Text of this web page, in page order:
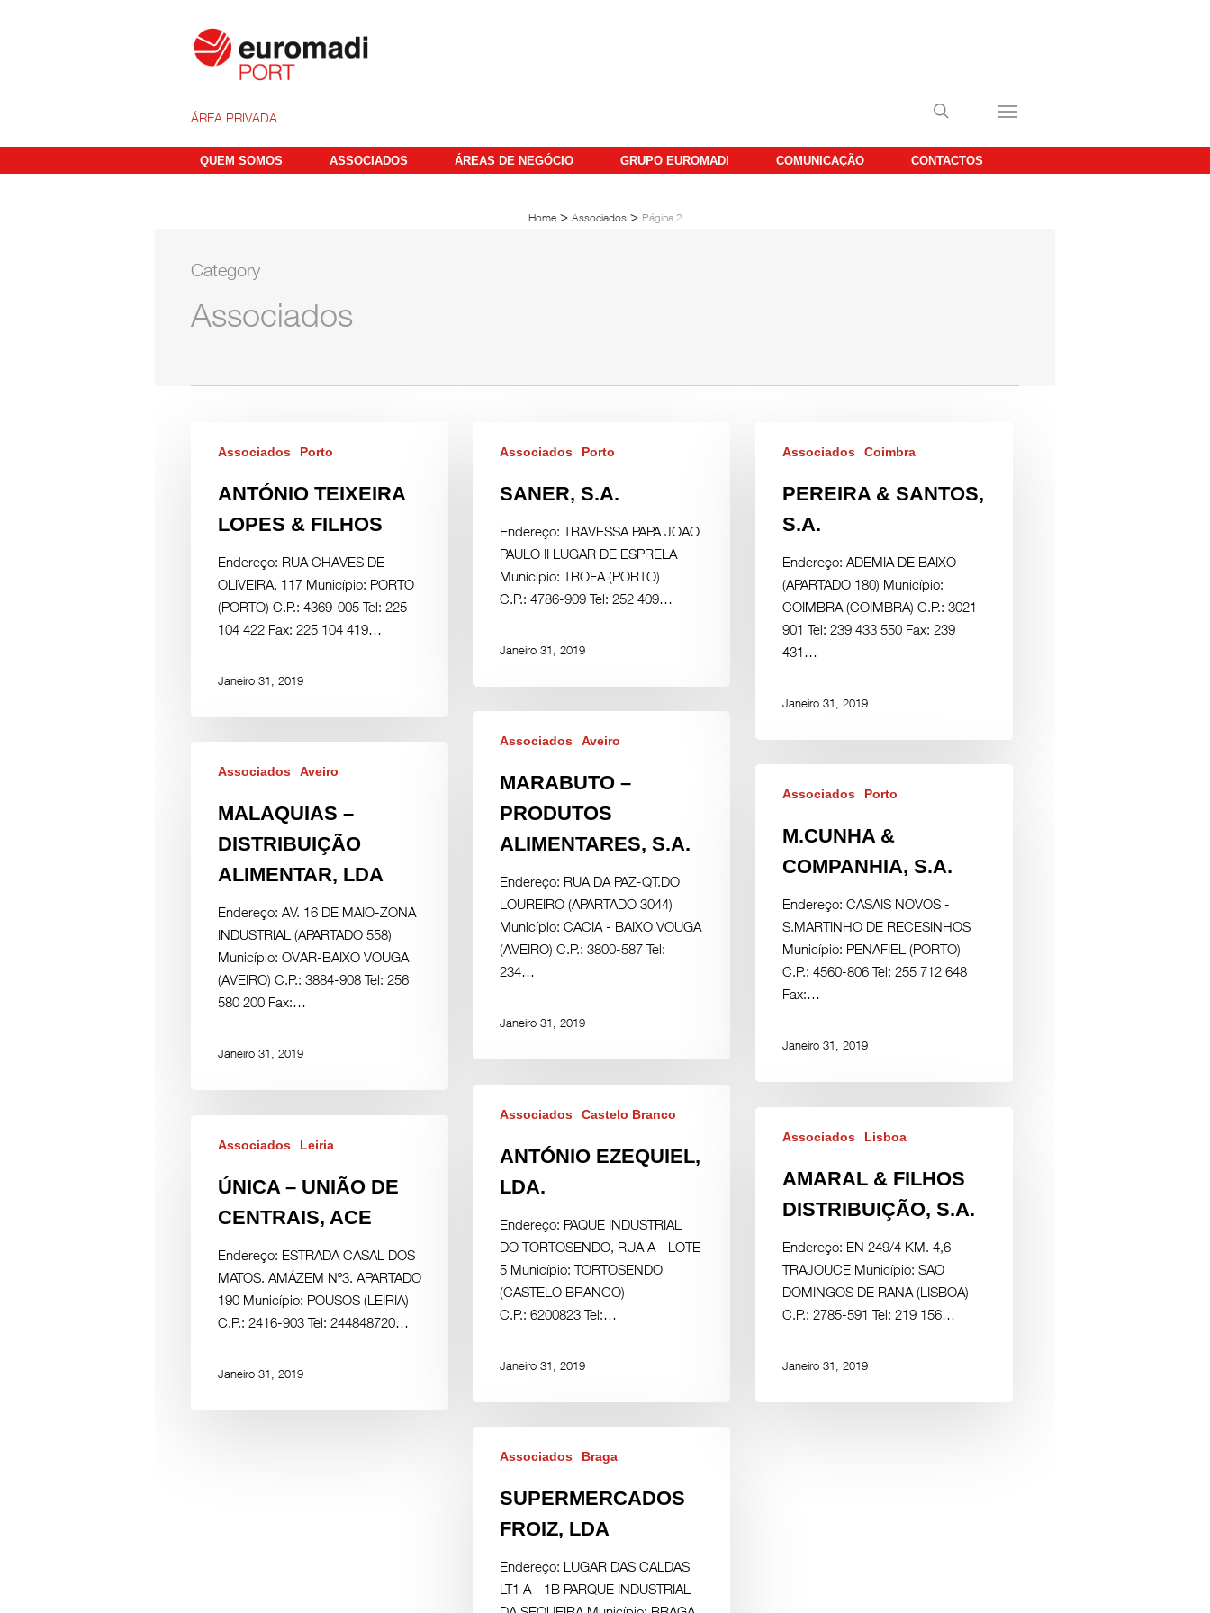
ÁREA PRIVADA
QUEM SOMOS ASSOCIADOS ÁREAS DE NEGÓCIO GRUPO EUROMADI COMUNICAÇÃO CONTACTOS
Home> Associados> Página 2
Category
Associados
Associados Porto
ANTÓNIO TEIXEIRA
LOPES & FILHOS
Endereço: RUA CHAVES DE
OLIVEIRA, 117 Município: PORTO
(PORTO) C.P.: 4369-005 Tel: 225
104 422 Fax: 225 104 419…
Janeiro 31, 2019
Associados Porto
SANER, S.A.
Endereço: TRAVESSA PAPA JOAO
PAULO II LUGAR DE ESPRELA
Município: TROFA (PORTO)
C.P.: 4786-909 Tel: 252 409…
Janeiro 31, 2019
Associados Coimbra
PEREIRA & SANTOS,
S.A.
Endereço: ADEMIA DE BAIXO
(APARTADO 180) Município:
COIMBRA (COIMBRA) C.P.: 3021-
901 Tel: 239 433 550 Fax: 239
431…
Janeiro 31, 2019
Associados Aveiro
MARABUTO –
PRODUTOS
ALIMENTARES, S.A.
Endereço: RUA DA PAZ-QT.DO
LOUREIRO (APARTADO 3044)
Município: CACIA - BAIXO VOUGA
(AVEIRO) C.P.: 3800-587 Tel:
234…
Janeiro 31, 2019
Associados Aveiro
MALAQUIAS –
DISTRIBUIÇÃO
ALIMENTAR, LDA
Endereço: AV. 16 DE MAIO-ZONA
INDUSTRIAL (APARTADO 558)
Município: OVAR-BAIXO VOUGA
(AVEIRO) C.P.: 3884-908 Tel: 256
580 200 Fax:…
Janeiro 31, 2019
Associados Porto
M.CUNHA &
COMPANHIA, S.A.
Endereço: CASAIS NOVOS -
S.MARTINHO DE RECESINHOS
Município: PENAFIEL (PORTO)
C.P.: 4560-806 Tel: 255 712 648
Fax:…
Janeiro 31, 2019
Associados Castelo Branco
ANTÓNIO EZEQUIEL,
LDA.
Endereço: PAQUE INDUSTRIAL
DO TORTOSENDO, RUA A - LOTE
5 Município: TORTOSENDO
(CASTELO BRANCO)
C.P.: 6200823 Tel:…
Janeiro 31, 2019
Associados Lisboa
AMARAL & FILHOS
DISTRIBUIÇÃO, S.A.
Endereço: EN 249/4 KM. 4,6
TRAJOUCE Município: SAO
DOMINGOS DE RANA (LISBOA)
C.P.: 2785-591 Tel: 219 156…
Janeiro 31, 2019
Associados Leiria
ÚNICA – UNIÃO DE
CENTRAIS, ACE
Endereço: ESTRADA CASAL DOS
MATOS. AMÁZEM Nº3. APARTADO
190 Município: POUSOS (LEIRIA)
C.P.: 2416-903 Tel: 244848720…
Janeiro 31, 2019
Associados Braga
SUPERMERCADOS
FROIZ, LDA
Endereço: LUGAR DAS CALDAS
LT1 A - 1B PARQUE INDUSTRIAL